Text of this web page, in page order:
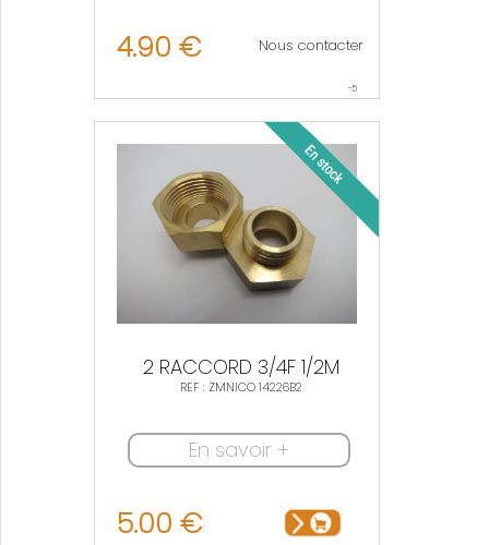
4.90 € Nous contacter
-5
2 RACCORD 3/4F 1/2M
REF : ZMNICO 14226B2
En savoir +
5.00 €